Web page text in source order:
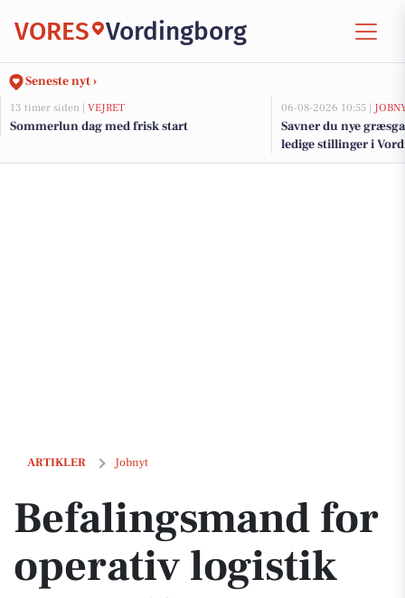
VORES Vordingborg
Seneste nyt ›
13 timer siden | VEJRET
Sommerlun dag med frisk start
06-08-2026 10:55 |
Savner du nye
ledige stillinger i
ARTIKLER Jobnyt
Befalingsmand for operativ logistik søges til Hærens 2. nationale
Befalingsmand for
operativ logistik